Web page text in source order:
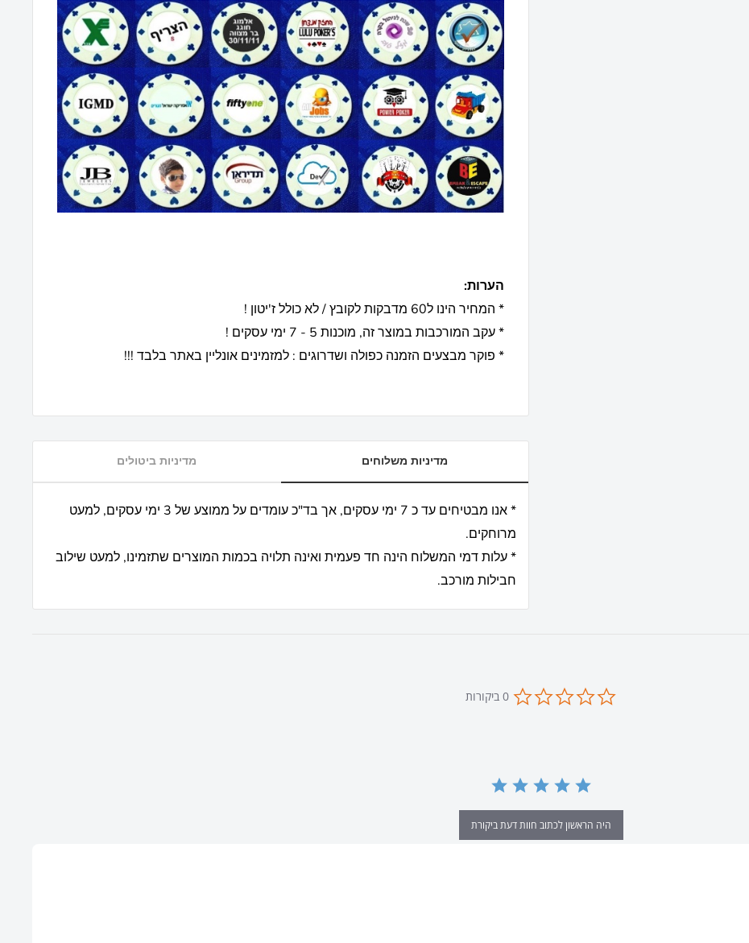
הערות:
* המחיר הינו ל60 מדבקות לקובץ / לא כולל ז'יטון !
* עקב המורכבות במוצר זה, מוכנות 5 - 7 ימי עסקים !
* פוקר מבצעים הזמנה כפולה ושדרוגים : למזמינים אונליין באתר בלבד !!!
מדיניות משלוחים מדיניות ביטולים
* אנו מבטיחים עד כ 7 ימי עסקים, אך בד"כ עומדים על ממוצע של 3 ימי עסקים, למעט
מרוחקים.
* עלות דמי המשלוח הינה חד פעמית ואינה תלויה בכמות המוצרים שתזמינו, למעט שילוב
חבילות מורכב.
0.0
star
0 ביקורות
היה הראשון לכתוב חוות דעת ביקורת